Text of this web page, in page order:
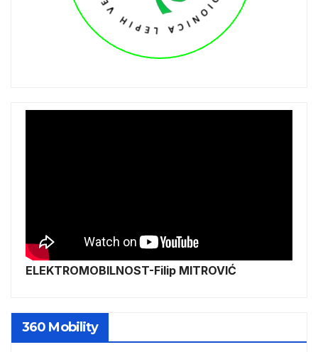
ELEKTROMOBILNOST-Filip MITROVIĆ
360 Mobility